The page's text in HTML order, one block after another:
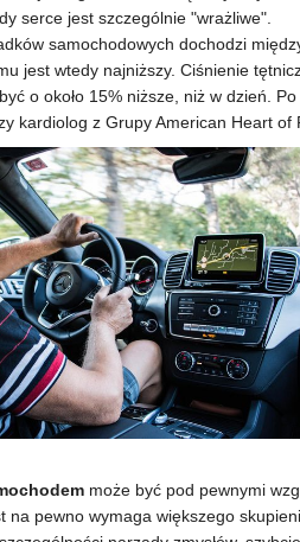
serce jest szczególnie "wrażliwe".
samochodowych dochodzi
jest wtedy najniższy. Ciśnienie
o około 15% niższe, niż w dzień.
kardiolog z Grupy American Heart of
może być pod pewnymi
na pewno wymaga większego